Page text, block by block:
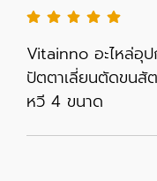
Vitainno อะไหล่อุ
ปัตตาเลี่ยนตัดขนสั
หวี 4 ขนาด